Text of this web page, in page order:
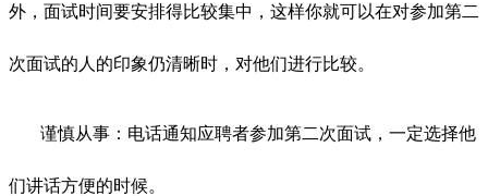
外，面试时间要安排得比较集中，这样你就可以在对参加第二
次面试的人的印象仍清晰时，对他们进行比较。
谨慎从事：电话通知应聘者参加第二次面试，一定选择他
们讲话方便的时候。